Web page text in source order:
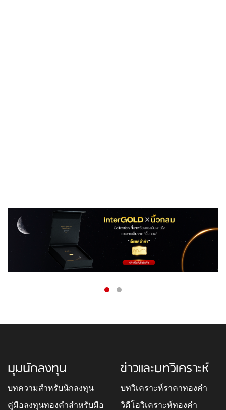
มุมนักลงทุน
บทความสำหรับนักลงทุน
คู่มือลงทุนทองคำสำหรับมือ
ข่าวและบทวิเคราะห์
บทวิเคราะห์ราคาทองคำ
วิดีโอวิเคราะห์ทองคำ